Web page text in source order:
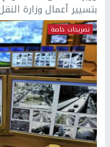
بتسيير أعمال وزارة
تصريحات خاصة